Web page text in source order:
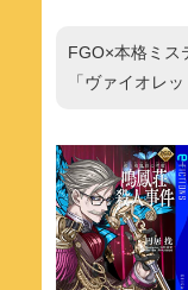
FGO×本格ミス
「ヴァイオレ